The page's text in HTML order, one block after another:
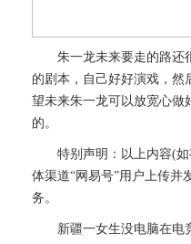
朱一龙未来要走的路还
的剧本，自己好好演戏，然
望未来朱一龙可以放宽心做
的。
特别声明：以上内容(如
体渠道“网易号”用户上传并
务。
新疆一女生没电脑在电